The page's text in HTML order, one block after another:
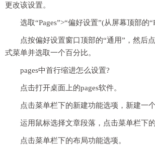
更改该设置。
选取“Pages”>“偏好设置”(从屏幕顶部的
点按偏好设置窗口顶部的“通用”，然后
式菜单并选取一个百分比。
pages中首行缩进怎么设置?
点击打开桌面上的pages软件。
点击菜单栏下的新建功能选项，新建一个
运用鼠标选择文章段落，点击菜单栏下
点击菜单栏下的布局功能选项。